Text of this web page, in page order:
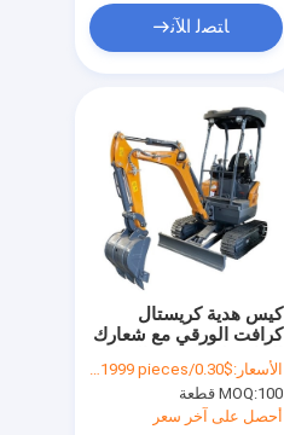
ﺎﺘﺼﻟ ﺍﻶﻧ
كيس هدية كريستال
كرافت الورقي مع شعارك
الخاص لحفلة عيد الميلاد
الزخرفية
الأسعار:$0.30/pieces 100-1999 pieces
MOQ:100 قطعة
أحصل على آخر سعر